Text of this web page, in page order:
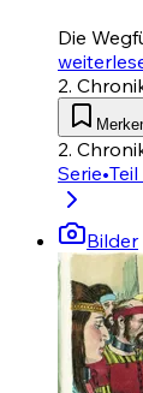
Die
2.
2.
Serie•Teil
Bilder